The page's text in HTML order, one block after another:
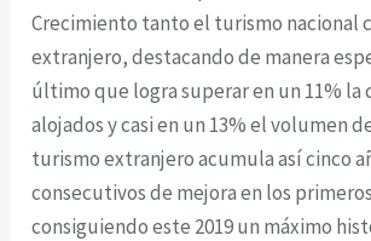
Crecimiento tanto el turismo nacional
extranjero, destacando de manera
último que logra superar en un 11% la
alojados y casi en un 13% el volumen
turismo extranjero acumula así cinco
consecutivos de mejora en los
consiguiendo este 2019 un máximo